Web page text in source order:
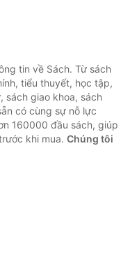
tin về Sách. Từ sách
tiểu thuyết, học tập,
sách giao khoa, sách
có cùng sự nỗ lực
160000 đầu sách, giúp
khi mua. Chúng tôi